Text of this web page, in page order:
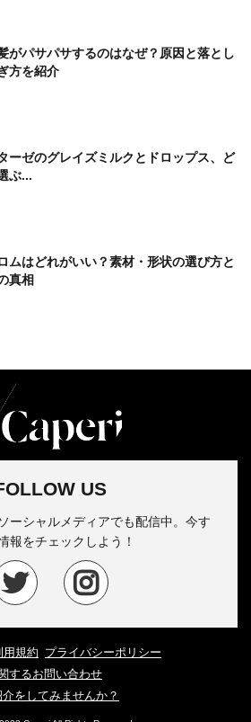
がパサパサするのはなぜ？原因と落とし
方を紹介
ーゼのグレイズミルクとドロップス、ど
ぶ...
ムはどれがいい？素材・形状の選び方と
真相
US
ーシャルメディアでも配信中。今す
報をチェックしよう！
用規約 プライバシーポリシー
するお問い合わせ
をしてみませんか？